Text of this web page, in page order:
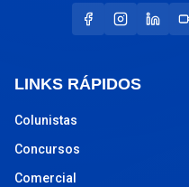
LINKS RÁPIDOS
Colunistas
Concursos
Comercial